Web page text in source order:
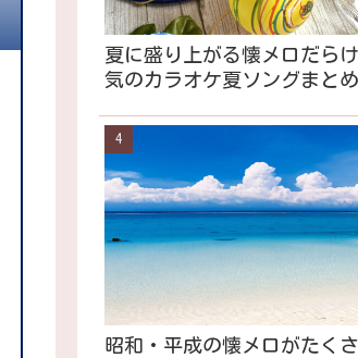
夏に盛り上がる懐メロだら
気のカラオケ夏ソングまとめ
昭和・平成の懐メロがたく